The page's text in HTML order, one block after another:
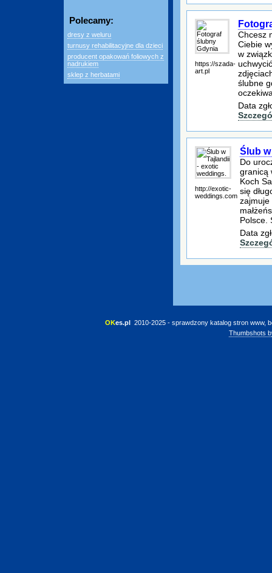
Polecamy:
dresy z weluru
turnusy rehabilitacyjne dla dzieci
producent opakowań foliowych z
nadrukiem
sklep z herbatami
https://szada-
art.pl
Chcesz
Ciebie
w
ślubne
Data
http://exotic-
weddings.com
Ślub
Do
granicą
Koch
się
zajmuje
Polsce.
Data
OKes.pl 2010-2025 - sprawdzony katalog stron www,
Thumbshots